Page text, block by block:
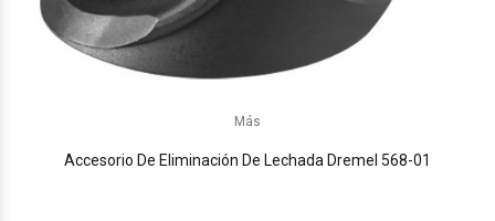
Más
Accesorio De Eliminación De Lechada Dremel 568-01